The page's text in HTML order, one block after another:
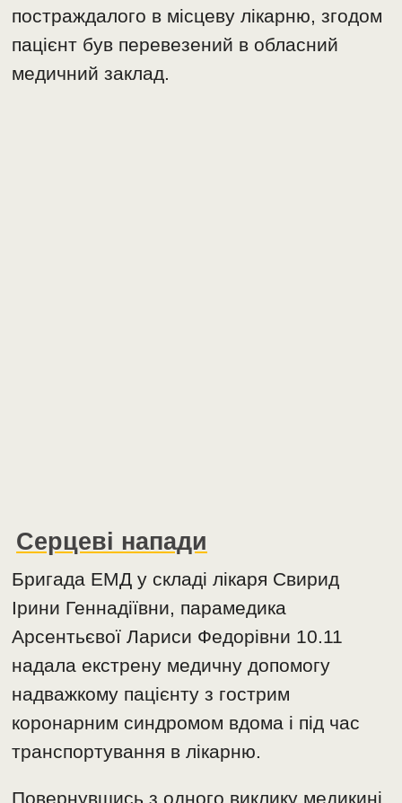
постраждалого в місцеву лікарню, згодом
пацієнт був перевезений в обласний
медичний заклад.
Серцеві напади
Бригада ЕМД у складі лікаря Свирид
Ірини Геннадіївни, парамедика
Арсентьєвої Лариси Федорівни 10.11
надала екстрену медичну допомогу
надважкому пацієнту з гострим
коронарним синдромом вдома і під час
транспортування в лікарню.
Повернувшись з одного виклику медикині